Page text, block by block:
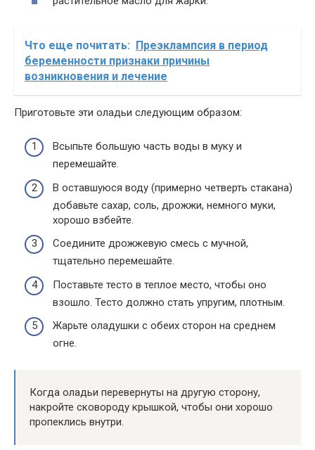
Что еще почитать: Преэклампсия в период
беременности признаки причины
возникновения и лечение
Приготовьте эти оладьи следующим образом:
Всыпьте большую часть воды в муку и
перемешайте.
В оставшуюся воду (примерно четверть стакана)
добавьте сахар, соль, дрожжи, немного муки,
хорошо взбейте.
Соедините дрожжевую смесь с мучной,
тщательно перемешайте.
Поставьте тесто в теплое место, чтобы оно
взошло. Тесто должно стать упругим, плотным.
Жарьте оладушки с обеих сторон на среднем
огне.
Когда оладьи перевернуты на другую сторону,
накройте сковороду крышкой, чтобы они хорошо
пропеклись внутри.